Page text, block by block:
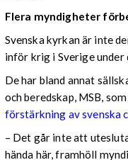
Flera myndigheter
Svenska kyrkan är inte
inför krig i Sverige under
De har bland annat
och beredskap, MSB,
förstärkning av svenska
– Det går inte att
hända här, framhöll